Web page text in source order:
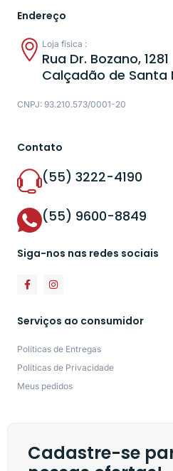
Endereço
Loja física :
Rua Dr. Bozano, 1281
Calçadão de Santa
CNPJ: 93.210.573/0001-20
Contato
(55) 3222-4190
(55) 9600-8849
Siga-nos nas redes sociais
Serviços ao consumidor
Políticas de Entregas
Políticas de Privacidade
Meus pedidos
Cadastre-se